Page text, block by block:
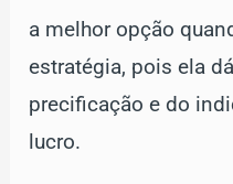
a melhor opção
estratégia, pois ela
precificação e do
lucro.